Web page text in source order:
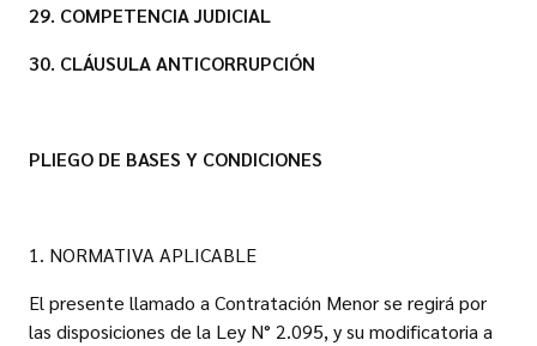
29. COMPETENCIA JUDICIAL
30. CLÁUSULA ANTICORRUPCIÓN
PLIEGO DE BASES Y CONDICIONES
1. NORMATIVA APLICABLE
El presente llamado a Contratación Menor se regirá por
las disposiciones de la Ley N° 2.095, y su modificatoria a